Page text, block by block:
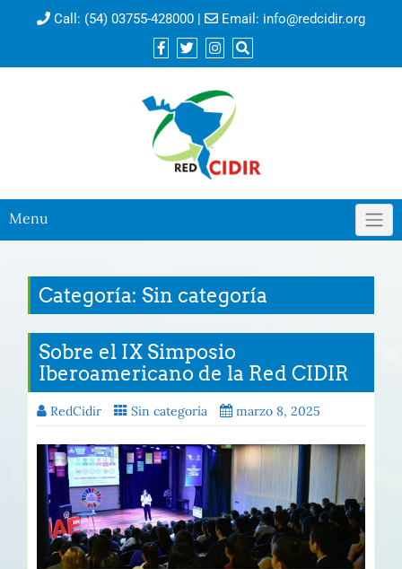
Call: (54) 03755-428000 | Email: info@redcidir.org
Menu
Categoría: Sin categoría
Sobre el IX Simposio
Iberoamericano de la Red CIDIR
RedCidir Sin categoría marzo 8, 2025